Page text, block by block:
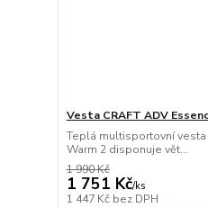
Vesta CRAFT ADV
Teplá multisportovní vesta
Warm 2 disponuje vět...
1 990 Kč
1 751 Kč/ks
1 447 Kč bez DPH